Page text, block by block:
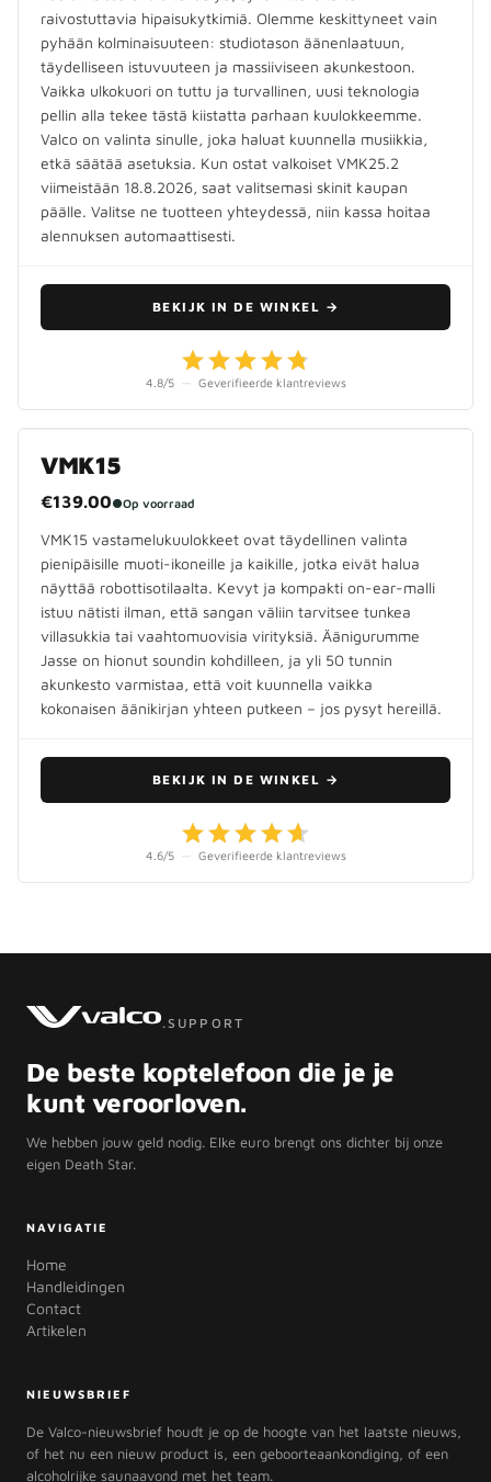
raivostuttavia hipaisukytkimiä. Olemme keskittyneet vain
pyhään kolminaisuuteen: studiotason äänenlaatuun,
täydelliseen istuvuuteen ja massiiviseen akunkestoon.
Vaikka ulkokuori on tuttu ja turvallinen, uusi teknologia
pellin alla tekee tästä kiistatta parhaan kuulokkeemme.
Valco on valinta sinulle, joka haluat kuunnella musiikkia,
etkä säätää asetuksia. Kun ostat valkoiset VMK25.2
viimeistään 18.8.2026, saat valitsemasi skinit kaupan
päälle. Valitse ne tuotteen yhteydessä, niin kassa hoitaa
alennuksen automaattisesti.
BEKIJK IN DE WINKEL →
4.8/5 — Geverifieerde klantreviews
VMK15
€139.00●Op voorraad
VMK15 vastamelukuulokkeet ovat täydellinen valinta
pienipäisille muoti-ikoneille ja kaikille, jotka eivät halua
näyttää robottisotilaalta. Kevyt ja kompakti on-ear-malli
istuu nätisti ilman, että sangan väliin tarvitsee tunkea
villasukkia tai vaahtomuovisia virityksiä. Äänigurumme
Jasse on hionut soundin kohdilleen, ja yli 50 tunnin
akunkesto varmistaa, että voit kuunnella vaikka
kokonaisen äänikirjan yhteen putkeen – jos pysyt hereillä.
BEKIJK IN DE WINKEL →
4.6/5 — Geverifieerde klantreviews
.SUPPORT
De beste koptelefoon die je je
kunt veroorloven.
We hebben jouw geld nodig. Elke euro brengt ons dichter bij onze
eigen Death Star.
NAVIGATIE
Home
Handleidingen
Contact
Artikelen
NIEUWSBRIEF
De Valco-nieuwsbrief houdt je op de hoogte van het laatste nieuws,
of het nu een nieuw product is, een geboorteaankondiging, of een
alcoholrijke saunaavond met het team.